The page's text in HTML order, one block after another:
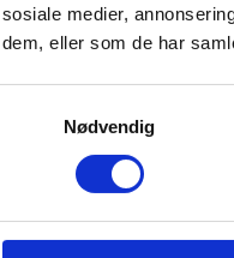
sosiale medier,
dem, eller som de har
Nødvendig
teppe i god stand
som å bruke
Ekte